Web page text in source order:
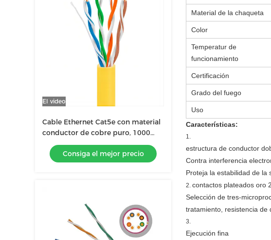
El video
Cable Ethernet Cat5e con material
conductor de cobre puro, 1000
pies, UTP 23AWG
Consiga el mejor precio
Material de la chaqueta
Color
Temperatur de
funcionamiento
Certificación
Grado del fuego
Uso
Características:
estructura de conductor
Contra interferencia
Proteja la estabilidad de la
contactos plateados oro
Selección de tres-
tratamiento, resistencia de
Ejecución fina